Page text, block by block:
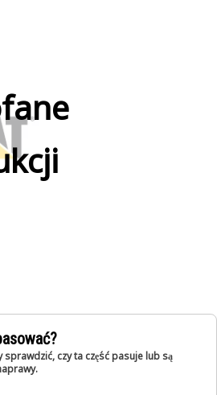
czy ta część pasuje lub są